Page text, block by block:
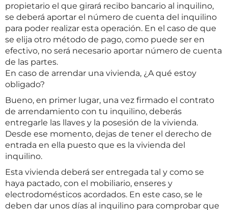
propietario el que girará recibo bancario al inquilino,
se deberá aportar el número de cuenta del inquilino
para poder realizar esta operación. En el caso de que
se elija otro método de pago, como puede ser en
efectivo, no será necesario aportar número de cuenta
de las partes.
En caso de arrendar una vivienda, ¿A qué estoy
obligado?
Bueno, en primer lugar, una vez firmado el contrato
de arrendamiento con tu inquilino, deberás
entregarle las llaves y la posesión de la vivienda.
Desde ese momento, dejas de tener el derecho de
entrada en ella puesto que es la vivienda del
inquilino.
Esta vivienda deberá ser entregada tal y como se
haya pactado, con el mobiliario, enseres y
electrodomésticos acordados. En este caso, se le
deben dar unos días al inquilino para comprobar que